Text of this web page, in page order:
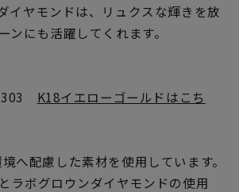
イヤモンドは、リュクスな輝きを放
ンにも活躍してくれます。
K18イエローゴールドはこち
へ配慮した素材を使用しています。
ラボグロウンダイヤモンドの使用